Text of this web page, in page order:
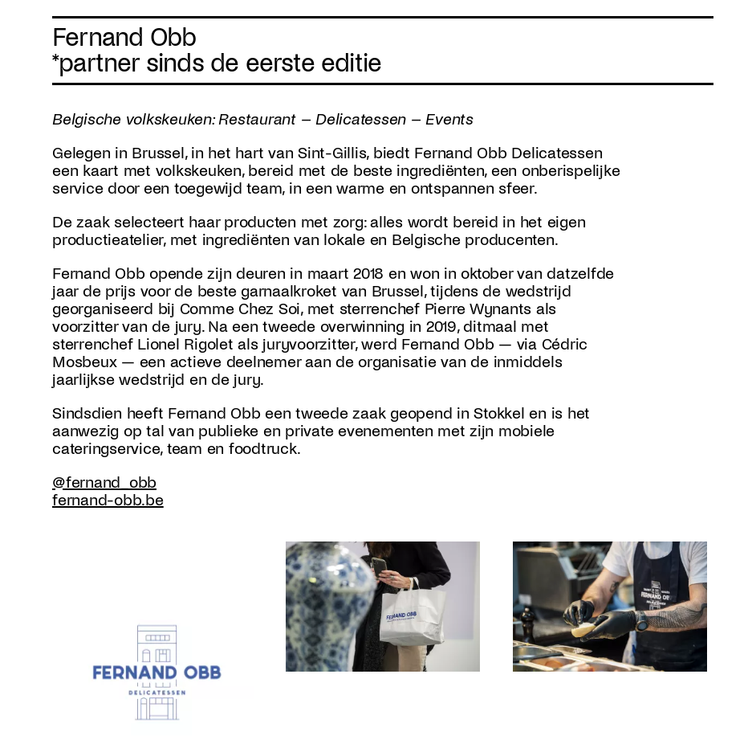
Fernand Obb
*partner sinds de eerste editie
Belgische volkskeuken: Restaurant – Delicatessen – Events
Gelegen in Brussel, in het hart van Sint-Gillis, biedt Fernand Obb Delicatessen
een kaart met volkskeuken, bereid met de beste ingrediënten, een onberispelijke
service door een toegewijd team, in een warme en ontspannen sfeer.
De zaak selecteert haar producten met zorg: alles wordt bereid in het eigen
productieatelier, met ingrediënten van lokale en Belgische producenten.
Fernand Obb opende zijn deuren in maart 2018 en won in oktober van datzelfde
jaar de prijs voor de beste garnaalkroket van Brussel, tijdens de wedstrijd
georganiseerd bij Comme Chez Soi, met sterrenchef Pierre Wynants als
voorzitter van de jury. Na een tweede overwinning in 2019, ditmaal met
sterrenchef Lionel Rigolet als juryvoorzitter, werd Fernand Obb — via Cédric
Mosbeux — een actieve deelnemer aan de organisatie van de inmiddels
jaarlijkse wedstrijd en de jury.
Sindsdien heeft Fernand Obb een tweede zaak geopend in Stokkel en is het
aanwezig op tal van publieke en private evenementen met zijn mobiele
cateringservice, team en foodtruck.
@fernand_obb
fernand-obb.be